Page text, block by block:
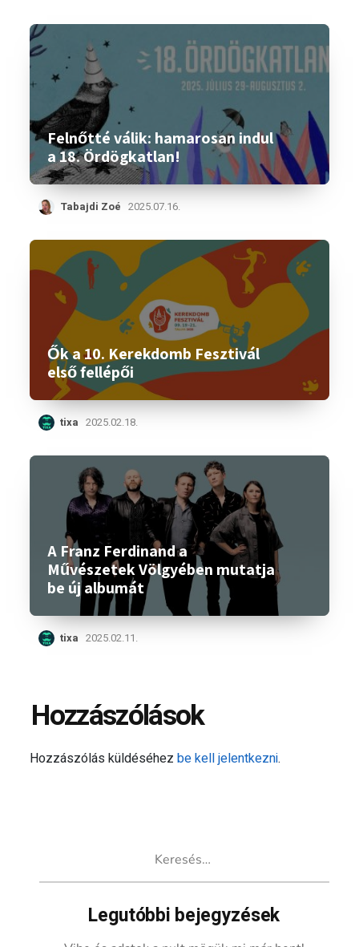
Felnőtté válik: hamarosan indul
a 18. Ördögkatlan!
Tabajdi Zoé 2025.07.16.
Ők a 10. Kerekdomb Fesztivál
első fellépői
tixa 2025.02.18.
A Franz Ferdinand a
Művészetek Völgyében mutatja
be új albumát
tixa 2025.02.11.
Hozzászólások
Hozzászólás küldéséhezbe kell jelentkezni.
Legutóbbi bejegyzések